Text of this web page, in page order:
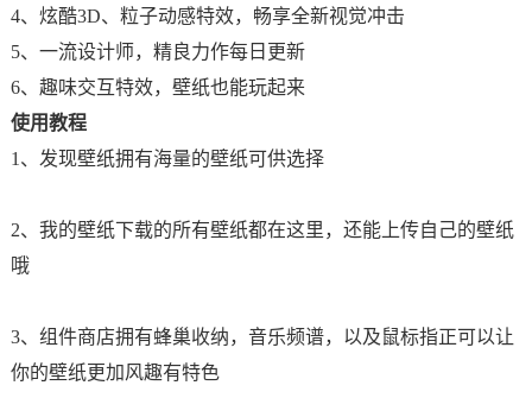
4、炫酷3D、粒子动感特效，畅享全新视觉冲击
5、一流设计师，精良力作每日更新
6、趣味交互特效，壁纸也能玩起来
使用教程
1、发现壁纸拥有海量的壁纸可供选择
2、我的壁纸下载的所有壁纸都在这里，还能上传自己的壁纸
哦
3、组件商店拥有蜂巢收纳，音乐频谱，以及鼠标指正可以让
你的壁纸更加风趣有特色